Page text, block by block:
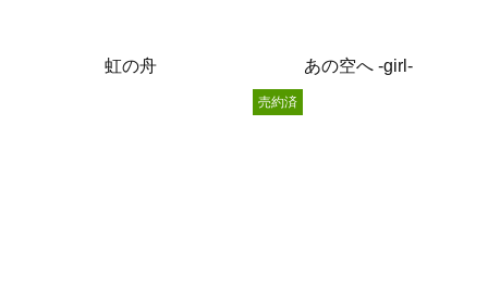
虹の舟 あの空へ -girl-
売約済